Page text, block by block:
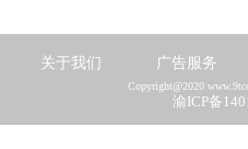
关于我们 广告服务
Copyright@2020
渝ICP备